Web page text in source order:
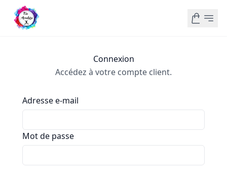
Connexion
Accédez à votre compte client.
Adresse e-mail
Mot de passe